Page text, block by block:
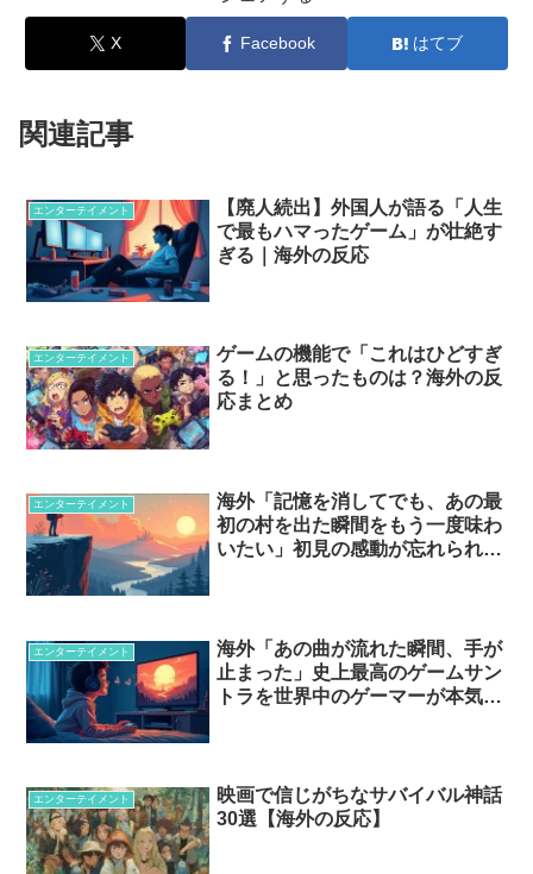
X Facebook はてブ
関連記事
エンターテイメント
【廃人続出】外国人が語る「人生
で最もハマったゲーム」が壮絶す
ぎる｜海外の反応
エンターテイメント
ゲームの機能で「これはひどすぎ
る！」と思ったものは？海外の反
応まとめ
エンターテイメント
海外「記憶を消してでも、あの最
初の村を出た瞬間をもう一度味わ
いたい」初見の感動が忘れられな
エンターテイメント
海外「あの曲が流れた瞬間、手が
止まった」史上最高のゲームサン
トラを世界中のゲーマーが本気で
エンターテイメント
映画で信じがちなサバイバル神話
30選【海外の反応】